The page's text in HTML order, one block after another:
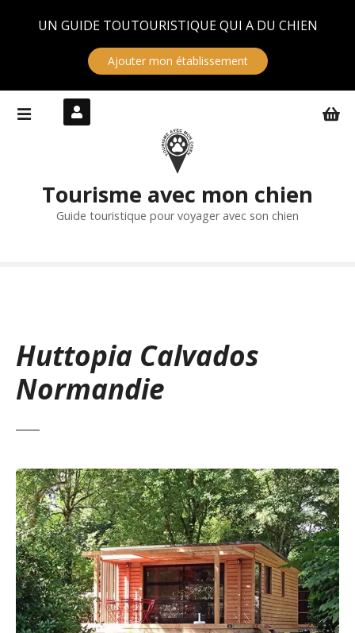
UN GUIDE TOUTOURISTIQUE QUI A DU CHIEN
Ajouter mon établissement
Tourisme avec mon chien
Guide touristique pour voyager avec son chien
Huttopia Calvados
Normandie